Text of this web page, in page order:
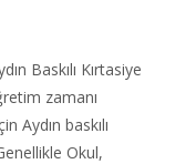
Baskılı Kırtasiye
zamanı
Aydın baskılı
Okul,